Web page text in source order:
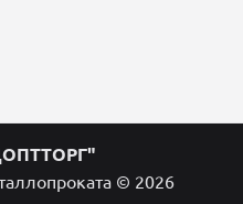
© 2026